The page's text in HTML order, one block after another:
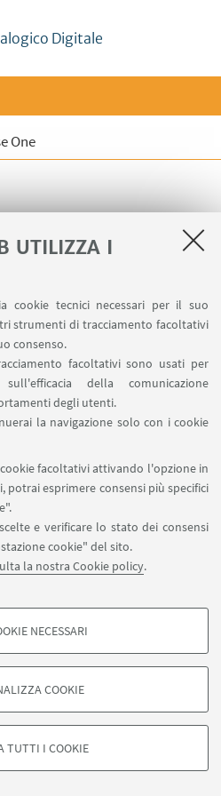
UTILIZZA I
cookie tecnici necessari per il suo
strumenti di tracciamento facoltativi
consenso.
facoltativi sono usati per
della comunicazione
degli utenti.
la navigazione solo con i cookie
facoltativi attivando l'opzione in
potrai esprimere consensi più specifici
e verificare lo stato dei consensi
cookie" del sito.
la nostra Cookie policy.
FACOLTATIVI
loro comportamento sul sito, per analisi
NECESSARI
COOKIE
TUTTI I COOKIE
Digitale
One
cattura la luce da
d'onda attraverso lo
utilizzando una
STUDIORUM - Università di
Note legali-Impostazioni Cookie